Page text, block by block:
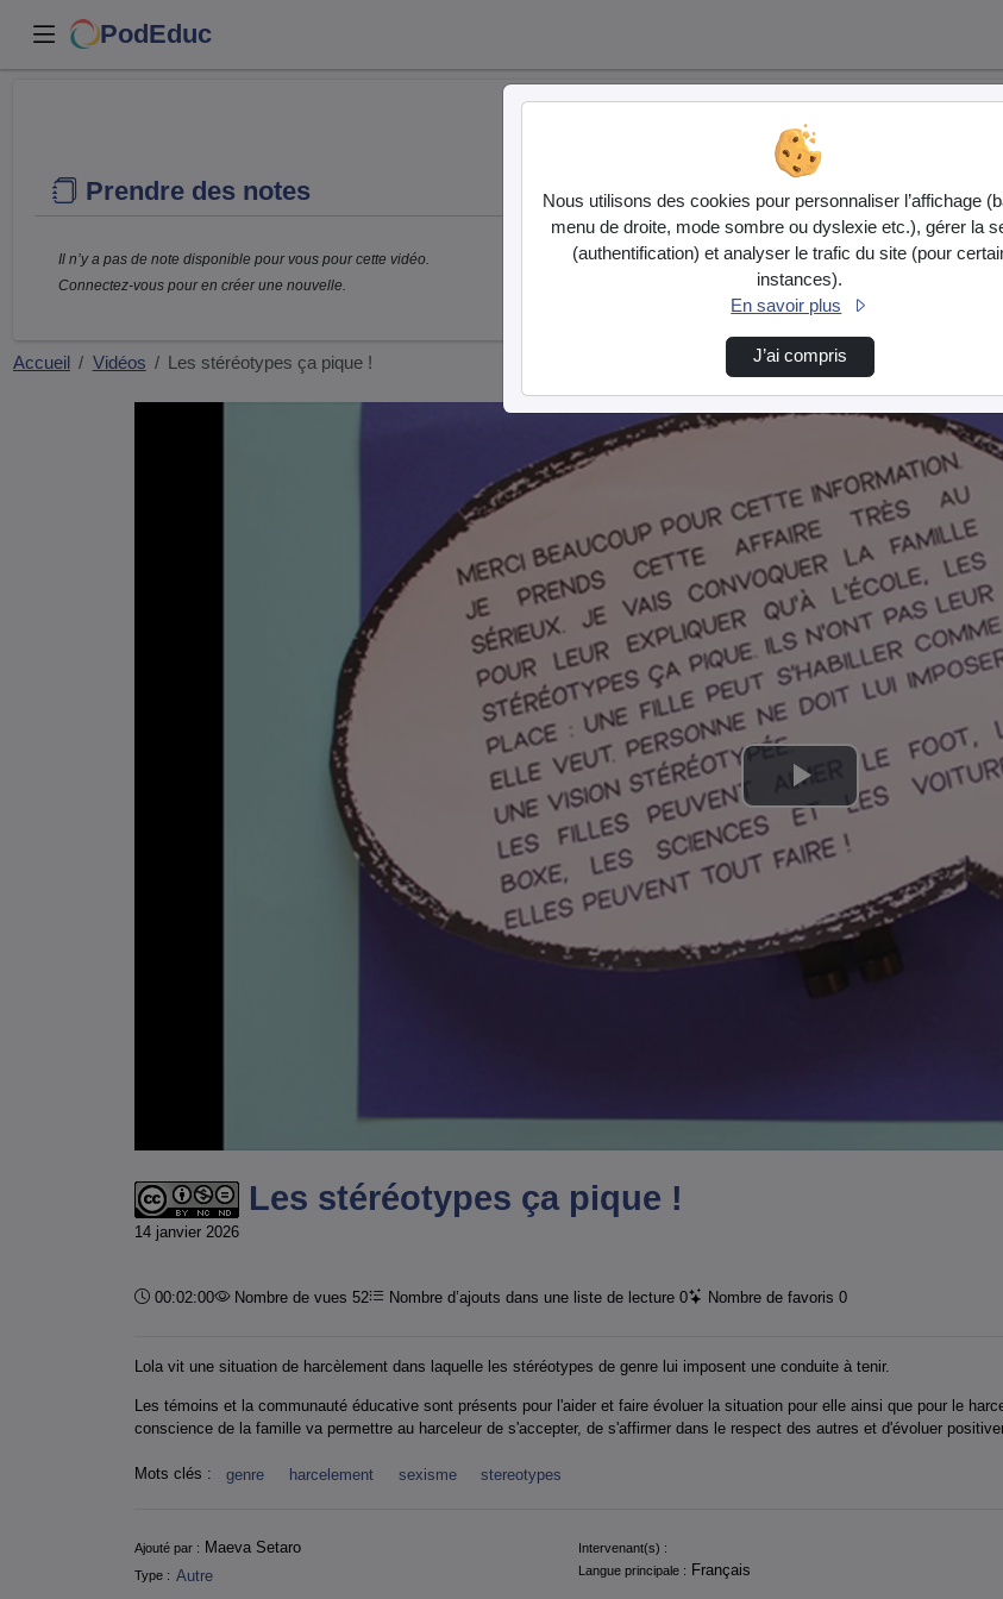
PodEduc
Prendre des notes
Il n’y a pas de note disponible pour vous pour cette vidéo.
Connectez-vous pour en créer une nouvelle.
Accueil Vidéos Les stéréotypes ça pique !
Lire
la
vidéo
Les stéréotypes ça pique !
14 janvier 2026
Durée :
00:02:00 Nombre de vues 52 Nombre d’ajouts dans une liste de lecture 0 Nombre de favoris 0
Lola vit une situation de harcèlement dans laquelle les stéréotypes de genre lui imposent une conduite à tenir.
Les témoins et la communauté éducative sont présents pour l'aider et faire évoluer la situation pour elle ainsi que pour le
conscience de la famille va permettre au harceleur de s'accepter, de s'affirmer dans le respect des autres et d'évoluer
Mots clés : genre harcelement sexisme stereotypes
Informations
Ajouté par : Maeva Setaro Intervenant(s) :
Type : Autre Langue principale : Français
Nous utilisons des cookies pour personnaliser l’affichage
menu de droite, mode sombre ou dyslexie etc.), gérer la
(authentification) et analyser le trafic du site (pour
instances).
En savoir plus
J’ai compris